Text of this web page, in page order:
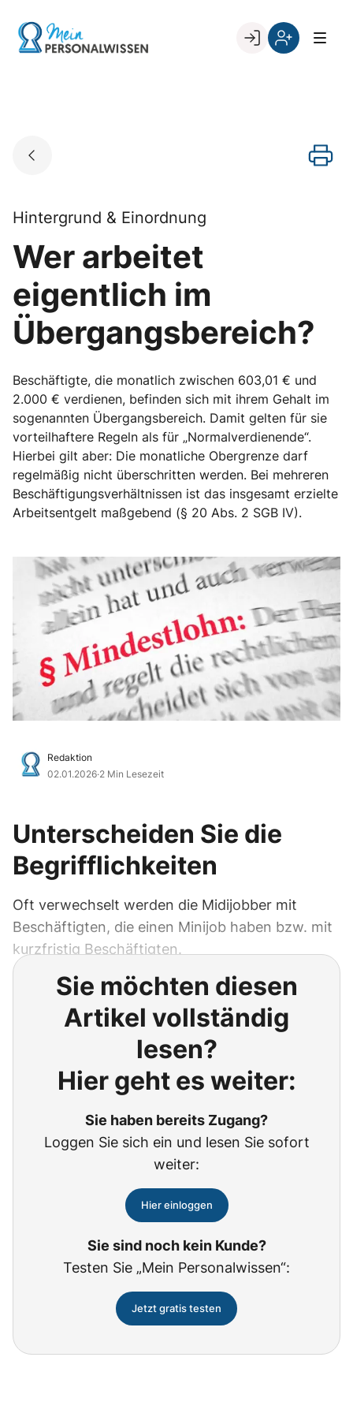
content
Go to landing page.
Hintergrund & Einordnung
Wer arbeitet
eigentlich im
Übergangsbereich?
Beschäftigte, die monatlich zwischen 603,01 € und
2.000 € verdienen, befinden sich mit ihrem Gehalt im
sogenannten Übergangsbereich. Damit gelten für sie
vorteilhaftere Regeln als für „Normalverdienende“.
Hierbei gilt aber: Die monatliche Obergrenze darf
regelmäßig nicht überschritten werden. Bei mehreren
Beschäftigungsverhältnissen ist das insgesamt erzielte
Arbeitsentgelt maßgebend (§ 20 Abs. 2 SGB IV).
Redaktion
02.01.2026·2 Min Lesezeit
Unterscheiden Sie die
Begrifflichkeiten
Oft verwechselt werden die Midijobber mit
Beschäftigten, die einen Minijob haben bzw. mit
kurzfristig Beschäftigten.
Sie möchten diesen
Artikel vollständig
lesen?
Hier geht es weiter:
Sie haben bereits Zugang?
Loggen Sie sich ein und lesen Sie sofort
weiter:
Hier einloggen
Sie sind noch kein Kunde?
Testen Sie „Mein Personalwissen“:
Jetzt gratis testen